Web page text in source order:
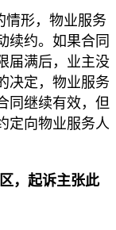
情形，物业服务
续约。如果合同
届满后，业主没
决定，物业服务
同继续有效，但
定向物业服务人
，起诉主张此